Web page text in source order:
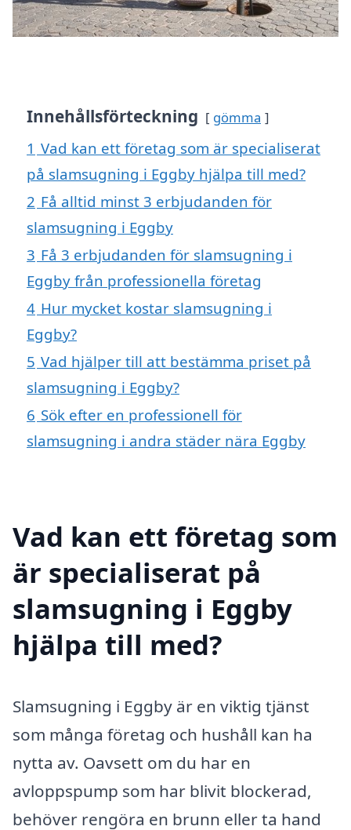
Innehållsförteckning gömma
1 Vad kan ett företag som är specialiserat
på slamsugning i Eggby hjälpa till med?
2 Få alltid minst 3 erbjudanden för
slamsugning i Eggby
3 Få 3 erbjudanden för slamsugning i
Eggby från professionella företag
4 Hur mycket kostar slamsugning i
Eggby?
5 Vad hjälper till att bestämma priset på
slamsugning i Eggby?
6 Sök efter en professionell för
slamsugning i andra städer nära Eggby
Vad kan ett företag som
är specialiserat på
slamsugning i Eggby
hjälpa till med?
Slamsugning i Eggby är en viktig tjänst
som många företag och hushåll kan ha
nytta av. Oavsett om du har en
avloppspump som har blivit blockerad,
behöver rengöra en brunn eller ta hand